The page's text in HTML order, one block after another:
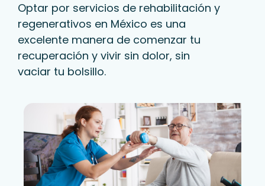
Optar por servicios de rehabilitación y
regenerativos en México es una
excelente manera de comenzar tu
recuperación y vivir sin dolor, sin
vaciar tu bolsillo.